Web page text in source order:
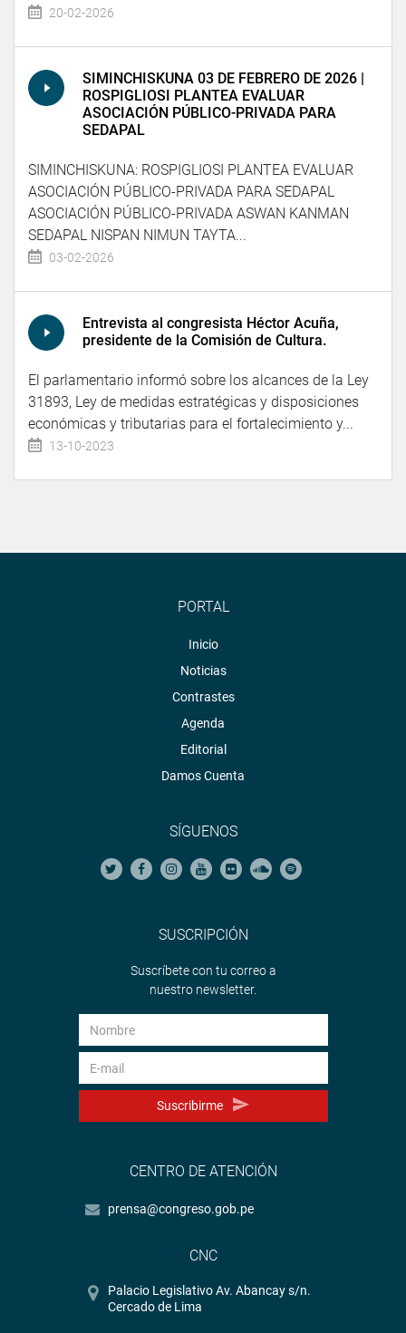
20-02-2026
SIMINCHISKUNA 03 DE FEBRERO DE 2026 |
ROSPIGLIOSI PLANTEA EVALUAR
ASOCIACIÓN PÚBLICO-PRIVADA PARA
SEDAPAL
SIMINCHISKUNA: ROSPIGLIOSI PLANTEA EVALUAR
ASOCIACIÓN PÚBLICO-PRIVADA PARA SEDAPAL
ASOCIACIÓN PÚBLICO-PRIVADA ASWAN KANMAN
SEDAPAL NISPAN NIMUN TAYTA...
03-02-2026
Entrevista al congresista Héctor Acuña,
presidente de la Comisión de Cultura.
El parlamentario informó sobre los alcances de la Ley
31893, Ley de medidas estratégicas y disposiciones
económicas y tributarias para el fortalecimiento y...
13-10-2023
PORTAL
Inicio
Noticias
Contrastes
Agenda
Editorial
Damos Cuenta
SÍGUENOS
SUSCRIPCIÓN
Suscríbete con tu correo a
nuestro newsletter.
Suscribirme
CENTRO DE ATENCIÓN
prensa@congreso.gob.pe
CNC
Palacio Legislativo Av. Abancay s/n.
Cercado de Lima